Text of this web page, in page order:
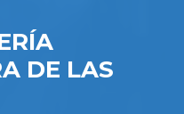
DE LAS